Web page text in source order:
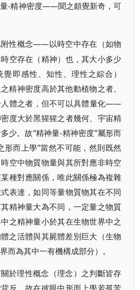
-精神密度——聞之頗覺新奇，可
性概念——以時空中存在（如物
空存在（精神）也，其大小多少
即感性、知性、理性之綜合）
神密度高於其他動植物之者、
人體之者，但不可以具體量化——
度大於黑猩猩之者幾何、宇宙精
少。故“精神量-精神密度”屬形而
形而上學”當然不可能，然則既然
空中物質物量與其所對應非時空
種對應關係，唯此關係極為複雜
表達，如同等量物質物其在不同
精神量大為不同，一定量之物質
之精神量小於其在生物世界中之
之活體與其屍體差別巨大（生物
而為其中一有機構成部分）。
於理性概念（理念）之判斷皆存
反，故在彼眼中形而上學若孤苦